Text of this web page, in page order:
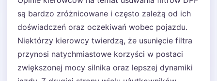
są bardzo zróżnicowane i często zależą od ich
doświadczeń oraz oczekiwań wobec pojazdu.
Niektórzy kierowcy twierdzą, że usunięcie filtra
przynosi natychmiastowe korzyści w postaci
zwiększonej mocy silnika oraz lepszej dynamiki